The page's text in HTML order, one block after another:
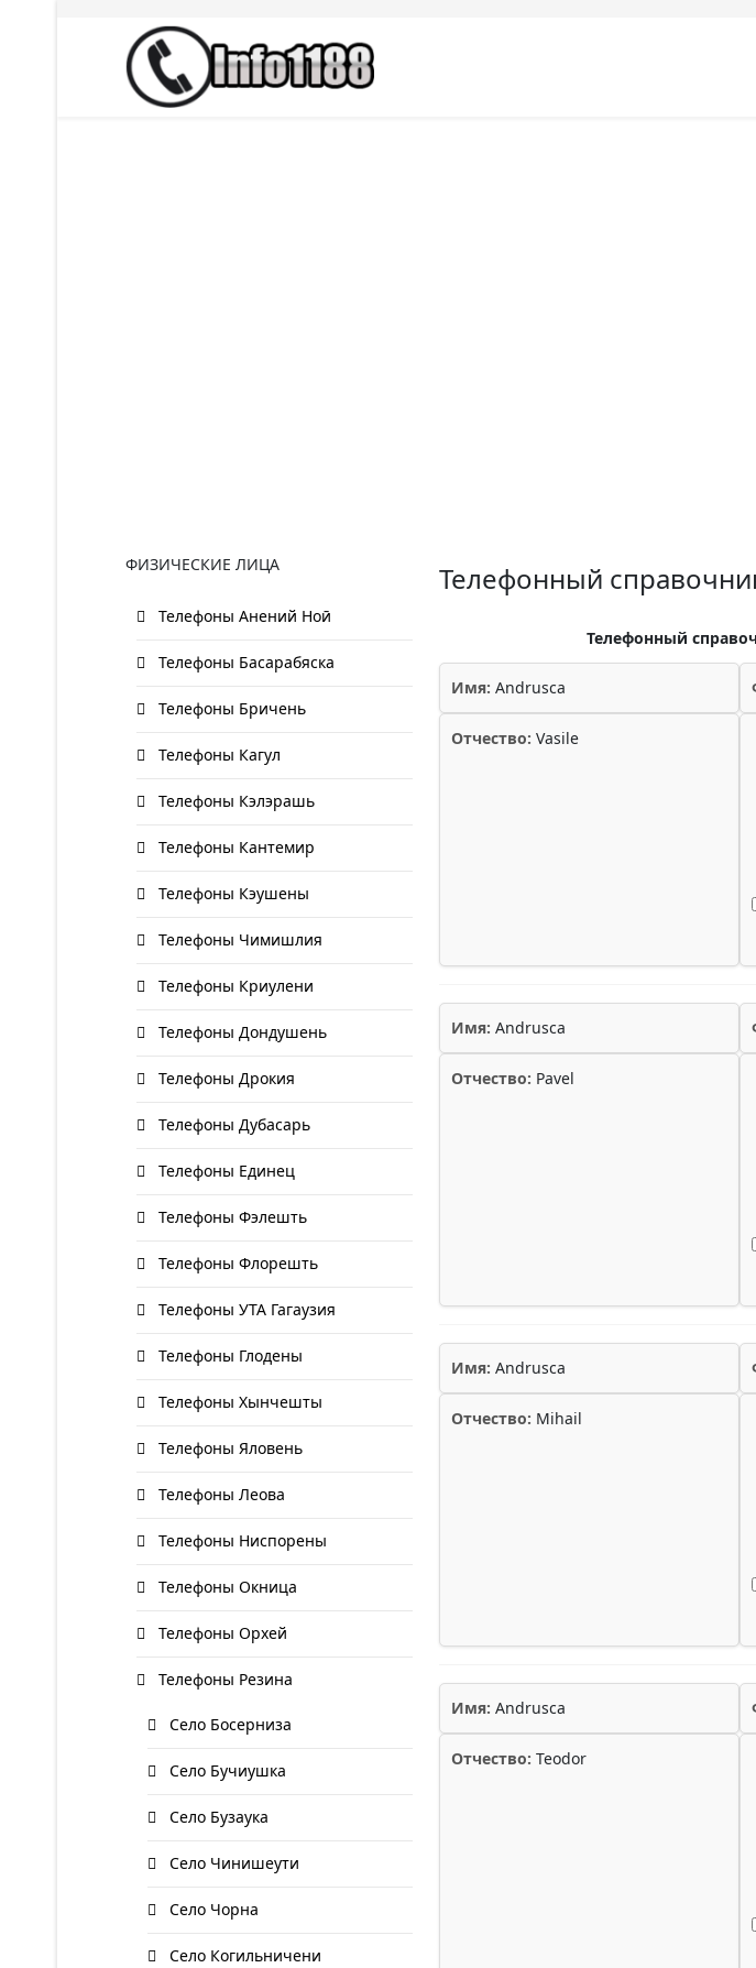
ФИЗИЧЕСКИЕ ЛИЦА
Телефоны Анений Ноӣ
Телефоны Басарабяска
Телефоны Бричень
Телефоны Кагул
Телефоны Кэлэрашь
Телефоны Кантемир
Телефоны Кэушены
Телефоны Чимишлия
Телефоны Криулени
Телефоны Дондушень
Телефоны Дрокия
Телефоны Дубасарь
Телефоны Единец
Телефоны Фэлешть
Телефоны Флорешть
Телефоны УТА Гагаузия
Телефоны Глодены
Телефоны Хынчешты
Телефоны Яловень
Телефоны Леова
Телефоны Ниспорены
Телефоны Окница
Телефоны Орхей
Телефоны Резина
Село Босерниза
Село Бучиушка
Село Бузаука
Село Чинишеути
Село Чорна
Село Когильничени
Телефонный
Телефонный
Имя: Andrusca
Отчество: Vasile
Имя: Andrusca
Отчество: Pavel
Имя: Andrusca
Отчество: Mihail
Имя: Andrusca
Отчество: Teodor